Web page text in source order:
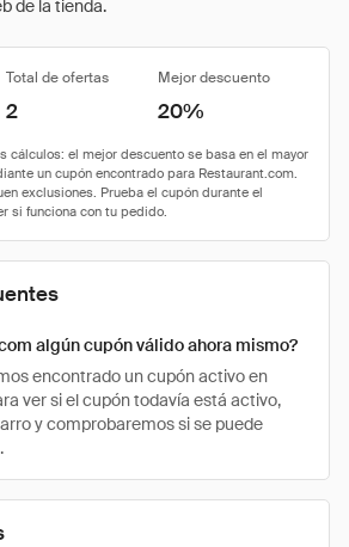
de la tienda.
Total de ofertas Mejor descuento
2 20%
algún cupón válido ahora mismo?
encontrado un cupón activo en
ver si el cupón todavía está activo,
y comprobaremos si se puede